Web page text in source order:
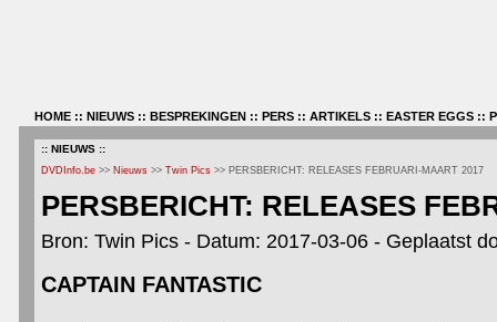
HOME :: NIEUWS :: BESPREKINGEN :: PERS :: ARTIKELS :: EASTER EGGS ::
:: NIEUWS ::
DVDInfo.be >> Nieuws >> Twin Pics >> PERSBERICHT: RELEASES FEBRUARI-MAART 2017
PERSBERICHT: RELEASES
Bron: Twin Pics - Datum: 2017-03-06 - Geplaatst
CAPTAIN FANTASTIC